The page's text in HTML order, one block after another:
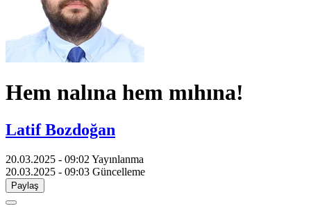
Hem nalına hem mıhına!
Latif Bozdoğan
20.03.2025 - 09:02 Yayınlanma
20.03.2025 - 09:03 Güncelleme
Paylaş